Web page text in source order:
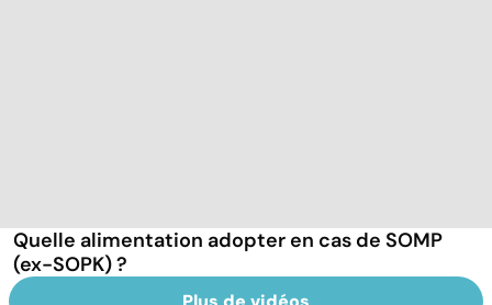
Quelle alimentation adopter en cas de SOMP
(ex-SOPK) ?